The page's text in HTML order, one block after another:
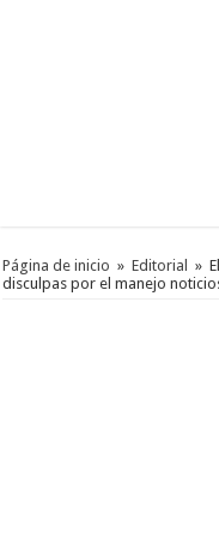
Página de inicio » Editorial »
disculpas por el manejo